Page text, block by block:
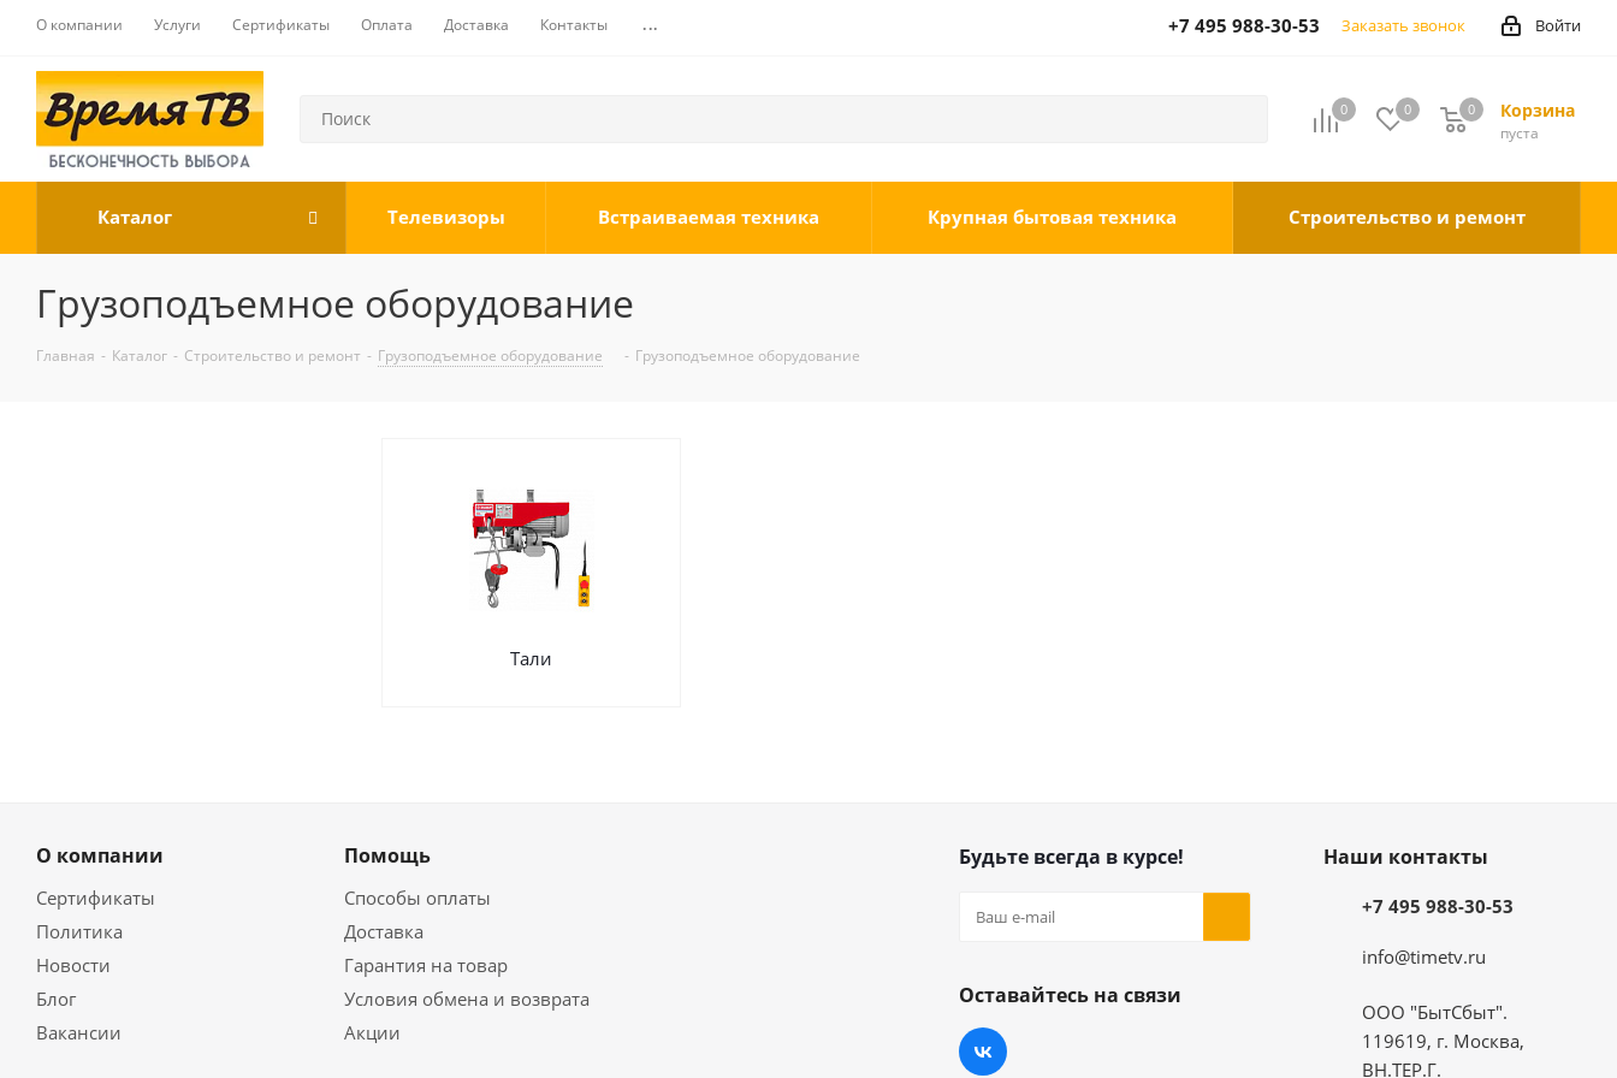
О компании Услуги Сертификаты Оплата Доставка Контакты ... Войти
+7 495 988-30-53 Заказать звонок
0 0 Корзина
0
пуста
0
Каталог Телевизоры Встраиваемая техника Крупная бытовая техника Строительство и ремонт
Грузоподъемное оборудование
Главная - Каталог - Строительство и ремонт - Грузоподъемное оборудование - Грузоподъемное оборудование
Тали
О компании
Сертификаты
Политика
Новости
Блог
Вакансии
Помощь
Способы оплаты
Доставка
Гарантия на товар
Условия обмена и возврата
Акции
Будьте всегда в курсе!
Оставайтесь на связи
Наши контакты
+7 495 988-30-53
info@timetv.ru
ООО "БытСбыт".
119619, г. Москва,
ВН.ТЕР.Г.